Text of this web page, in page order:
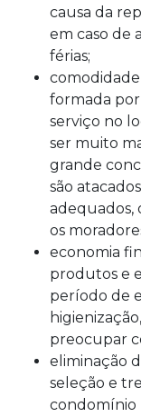
causa da
em caso de
férias;
formada por
serviço no
ser muito
grande
são
adequados,
os
economia
produtos e
período de
preocupar
eliminação
seleção e
condomínio